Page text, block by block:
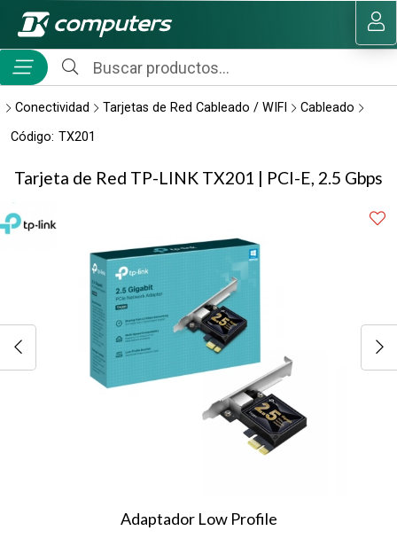
Compartir por email
Enviar
MI COMPRA
Conectividad Tarjetas de Red Cableado / WIFI
Cableado
Código: TX201
Tarjeta de Red TP-LINK TX201 | PCI-E, 2.5 Gbps
Adaptador Low Profile